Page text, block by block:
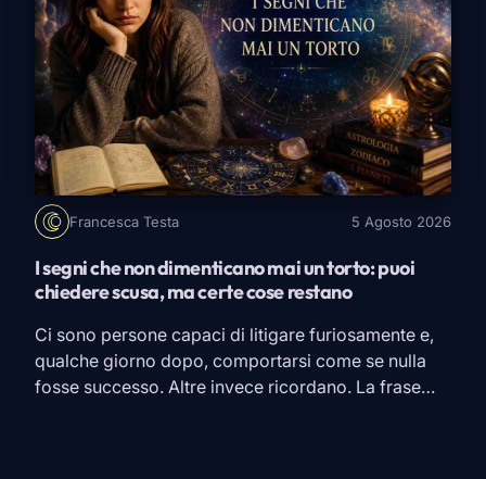
Francesca Testa 5 Agosto 2026
I segni che non dimenticano mai un torto: puoi
chiedere scusa, ma certe cose restano
Ci sono persone capaci di litigare furiosamente e,
qualche giorno dopo, comportarsi come se nulla
fosse successo. Altre invece ricordano. La frase